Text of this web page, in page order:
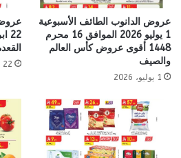
عروض الدانوب الطائف الأسبوعية
1 يوليو 2026 الموافق 16 محرم
1448 أقوى عروض كأس العالم
والصيف
1 يوليو، 2026
عروض
القعدة 1447 أقوى
22 أبريل، 2026